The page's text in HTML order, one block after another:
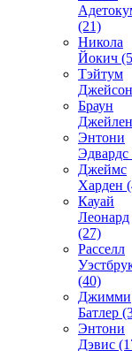
(21)
Никола
Йокич
Тэйтум
Браун
Энтони
Эдвардс
Джеймс
Харден
Кауай
Леонард
(27)
Расселл
(40)
Джимми
Батлер
Энтони
Дэвис